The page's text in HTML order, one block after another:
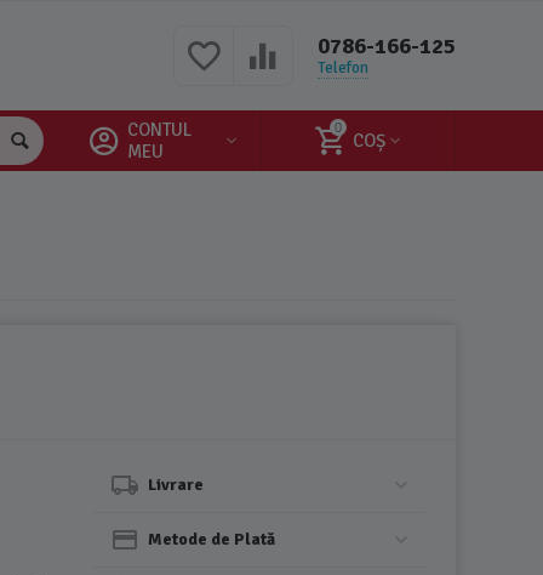
0786-166-125
Telefon
0
COȘ
CONTUL
MEU
Livrare
Metode de Plată